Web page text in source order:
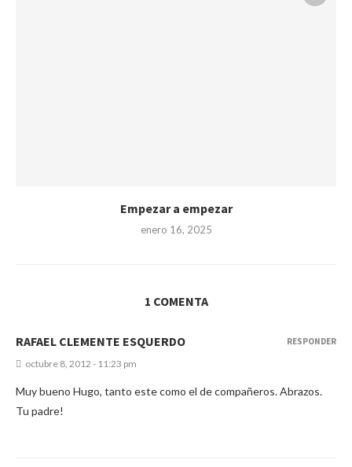
Empezar a empezar
enero 16, 2025
1 COMENTA
RAFAEL CLEMENTE ESQUERDO
octubre 8, 2012 - 11:23 pm
Muy bueno Hugo, tanto este como el de compañeros. Abrazos.
Tu padre!
RESPONDER